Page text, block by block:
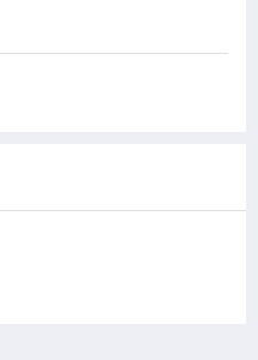
Wamafma pada Mendagri